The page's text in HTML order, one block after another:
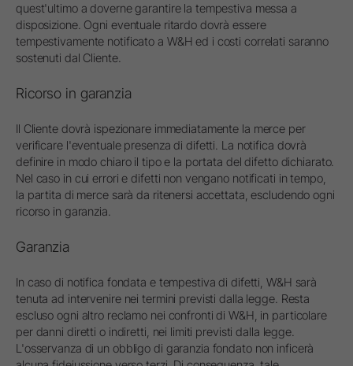
quest'ultimo a doverne garantire la tempestiva messa a
disposizione. Ogni eventuale ritardo dovrà essere
tempestivamente notificato a W&H ed i costi correlati saranno
sostenuti dal Cliente.
Ricorso in garanzia
Il Cliente dovrà ispezionare immediatamente la merce per
verificare l'eventuale presenza di difetti. La notifica dovrà
definire in modo chiaro il tipo e la portata del difetto dichiarato.
Nel caso in cui errori e difetti non vengano notificati in tempo,
la partita di merce sarà da ritenersi accettata, escludendo ogni
ricorso in garanzia.
Garanzia
In caso di notifica fondata e tempestiva di difetti, W&H sarà
tenuta ad intervenire nei termini previsti dalla legge. Resta
escluso ogni altro reclamo nei confronti di W&H, in particolare
per danni diretti o indiretti, nei limiti previsti dalla legge.
L'osservanza di un obbligo di garanzia fondato non inficerà